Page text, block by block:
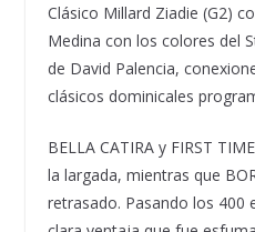
Clásico Millard Ziadie (G2)
Medina con los colores del
de David Palencia,
clásicos dominicales
BELLA CATIRA y FIRST
la largada, mientras que
retrasado. Pasando los 400